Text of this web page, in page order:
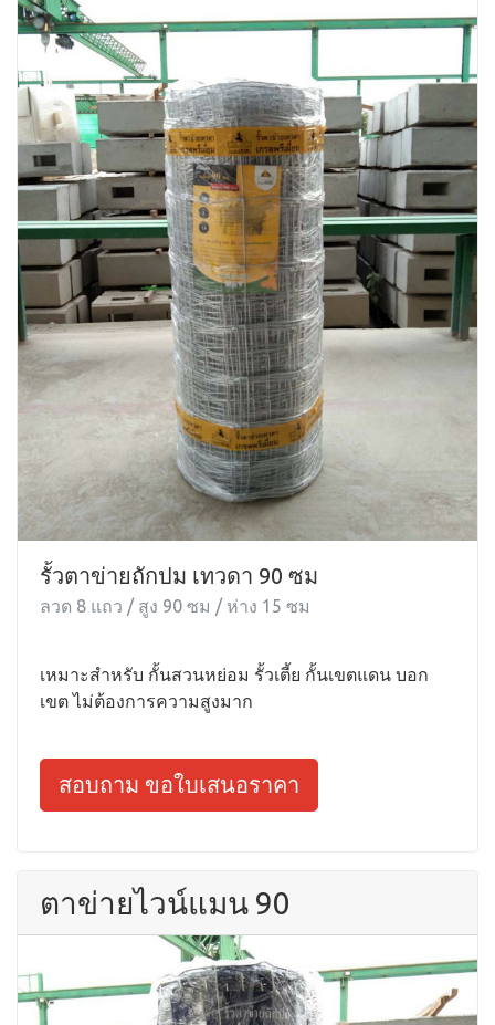
รั้วตาข่ายถักปม เทวดา 90 ซม
ลวด 8 แถว / สูง 90 ซม / ห่าง 15 ซม
เหมาะสำหรับ กั้นสวนหย่อม รั้วเตี้ย กั้นเขตแดน บอก
เขต ไม่ต้องการความสูงมาก
สอบถาม ขอใบเสนอราคา
ตาข่ายไวน์แมน 90